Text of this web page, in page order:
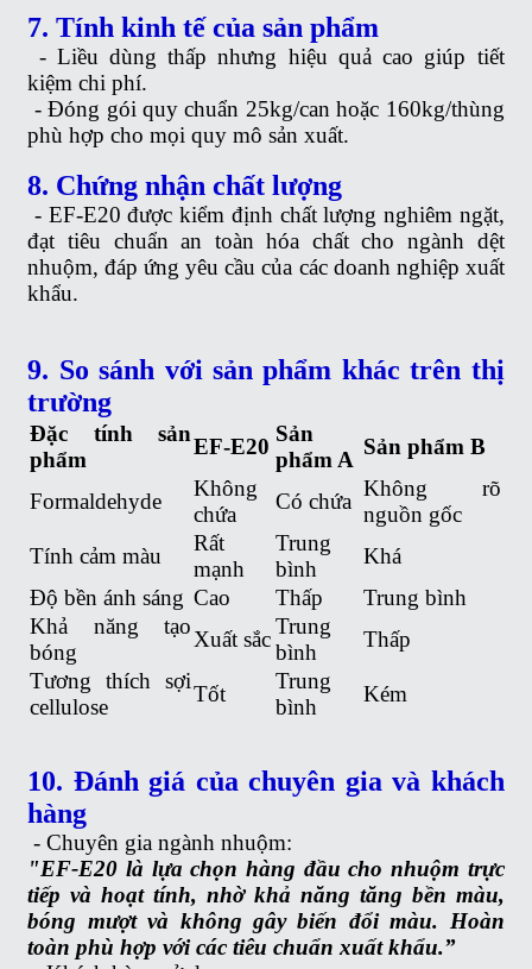
7. Tính kinh tế của sản phẩm
- Liều dùng thấp nhưng hiệu quả cao giúp tiết
kiệm chi phí.
-Đóng gói quy chuẩn 25kg/can hoặc 160kg/thùng
phù hợp cho mọi quy mô sản xuất.
8. Chứng nhận chất lượng
- EF-E20 được kiểm định chất lượng nghiêm ngặt,
đạt tiêu chuẩn an toàn hóa chất cho ngành dệt
nhuộm, đáp ứng yêu cầu của các doanh nghiệp xuất
khẩu.
9. So sánh với sản phẩm khác trên thị
trường
Đặc tính sản
phẩm
EF-E20
Sản
phẩm A
Sản phẩm B
Formaldehyde
Không
chứa
Có chứa
Không rõ
nguồn gốc
Tính cảm màu
Rất
mạnh
Trung
bình
Khá
Độ bền ánh sáng Cao Thấp
Trung bình
Khả năng tạo
bóng
Xuất sắc
Trung
bình
Thấp
Tương thích sợi
cellulose
Tốt
Trung
bình
Kém
10. Đánh giá của chuyên gia và khách
hàng
-Chuyên gia ngành nhuộm:
"EF-E20 là lựa chọn hàng đầu cho nhuộm trực
tiếp và hoạt tính, nhờ khả năng tăng bền màu,
bóng mượt và không gây biến đổi màu. Hoàn
toàn phù hợp với các tiêu chuẩn xuất khẩu.”